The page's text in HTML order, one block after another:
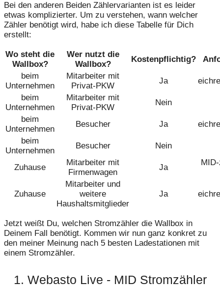
Bei den anderen Beiden Zählervarianten ist es leider
etwas komplizierter. Um zu verstehen, wann welcher
Zähler benötigt wird, habe ich diese Tabelle für Dich
erstellt:
Wo steht die
Wallbox?
Wer nutzt die
Wallbox?
Kostenpflichtig?
beim
Unternehmen
Mitarbeiter mit
Privat-PKW
Ja
beim
Unternehmen
Mitarbeiter mit
Privat-PKW
Nein
beim
Unternehmen
Besucher Ja
beim
Unternehmen
Besucher Nein
Zuhause
Mitarbeiter mit
Firmenwagen
Ja
Zuhause
Mitarbeiter und
weitere
Haushaltsmitglieder
Ja
Jetzt weißt Du, welchen Stromzähler die Wallbox in
Deinem Fall benötigt. Kommen wir nun ganz konkret zu
den meiner Meinung nach 5 besten Ladestationen mit
einem Stromzähler.
1. Webasto Live - MID Stromzähler